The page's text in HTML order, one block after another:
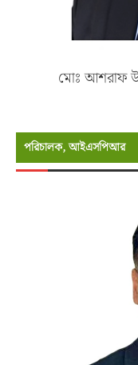
মোঃ আশরাফ
পরিচালক, আইএসপিআর